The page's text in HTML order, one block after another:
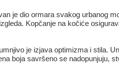
je dio ormara svakog urbanog
Kopčanje na kočiće
je izjava optimizma i stila.
boja savršeno se nadopunjuju,